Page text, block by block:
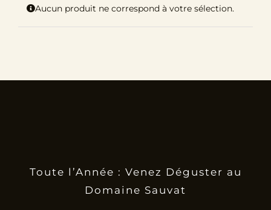
Le Domaine
Partenaires
Aucun produit ne correspond à votre sélection.
Toute l’Année : Venez Déguster au
Domaine Sauvat